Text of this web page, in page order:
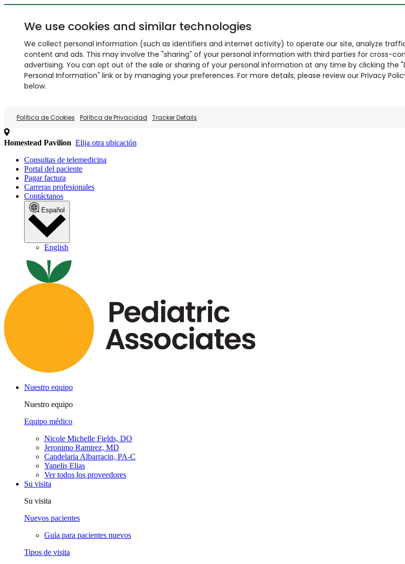
We use cookies and similar technologies
We collect personal information (such as identifiers and internet activity) to operate our site, analyze
content and ads. This may involve the "sharing" of your personal information with third parties for cross-
advertising. You can opt out of the sale or sharing of your personal information at any time by clicking the
Personal Information" link or by managing your preferences. For more details, please review our Privacy
below.
Política de Cookies Política de Privacidad Tracker Details
Homestead Pavilion Elija otra ubicación
Consultas de telemedicina
Portal del paciente
Pagar factura
Carreras profesionales
Contáctanos
Español
English
Nuestro equipo
Nuestro equipo
Equipo médico
Nicole Michelle Fields, DO
Jeronimo Ramirez, MD
Candelaria Albarracin, PA-C
Yanelis Elias
Ver todos los proveedores
Su visita
Su visita
Nuevos pacientes
Guía para pacientes nuevos
Tipos de visita